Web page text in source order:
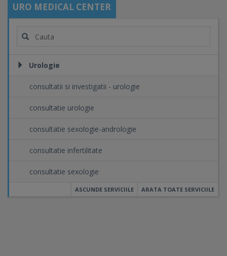
URO MEDICAL CENTER
Urologie
consultatii si investigatii - urologie
consultatie urologie
consultatie sexologie-andrologie
consultatie infertilitate
consultatie sexologie
ARATA TOATE SERVICIILE
ASCUNDE SERVICIILE